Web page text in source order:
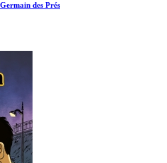
des Prés